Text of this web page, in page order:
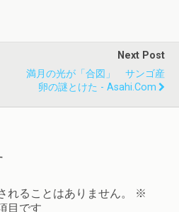
Next Post
満月の光が「合図」 サンゴ産
卵の謎とけた - Asahi.com
れることはありません。
※
目です